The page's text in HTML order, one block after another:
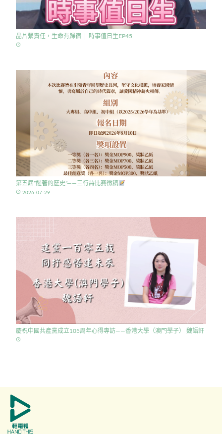
晶片繫責任，生命有歸宿 │ 時事值日生EP45
access_time
第五屆”醒著的歷史”——三行詩比賽徵稿
access_time 2026-07-29
慶祝中國共產黨成立105周年心得專訪——香港大學（澳門學子） 魏語軒
access_time